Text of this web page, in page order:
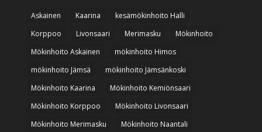
Askainen Kaarina
kesämökinhoito Halli
Korppoo
Livonsaari Merimasku
Mökinhoito
Mökinhoito Askainen
mökinhoito Himos
mökinhoito Jämsä
mökinhoito Jämsänkoski
Mökinhoito Kaarina
Mökinhoito Kemiönsaari
Mökinhoito Korppoo
Mökinhoito Livonsaari
Mökinhoito Merimasku
Mökinhoito Naantali